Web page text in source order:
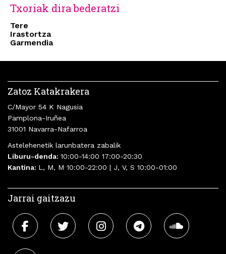
Txoriak dira bederatzi
Tere
Irastortza
Garmendia
Zatoz Katakrakera
C/Mayor 54 K Nagusia
Pamplona-Iruñea
31001 Navarra-Nafarroa
Astelehenetik larunbatera zabalik
Liburu-denda: 10:00-14:00 17:00-20:30
Kantina: L, M, M 10:00-22:00 | J, V, S 10:00-01:00
Jarrai gaitzazu